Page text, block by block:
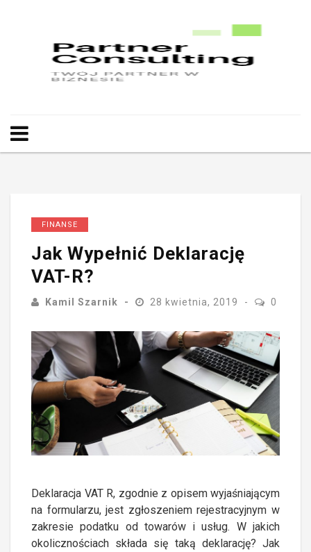
FINANSE
Jak Wypełnić Deklarację
VAT-R?
Kamil Szarnik 28 kwietnia, 2019 0
Deklaracja VAT R, zgodnie z opisem wyjaśniającym
na formularzu, jest zgłoszeniem rejestracyjnym w
zakresie podatku od towarów i usług. W jakich
okolicznościach składa się taką deklarację? Jak